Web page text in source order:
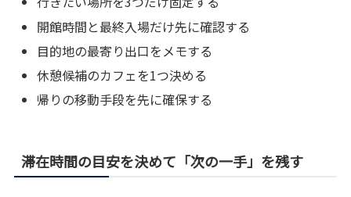
開館時間と最終入場だけ先に確認する
目的地の最寄り出口をメモする
休憩候補のカフェを1つ決める
帰りの移動手段を先に確保する
滞在時間の目安を決めて「次の一手」を残す